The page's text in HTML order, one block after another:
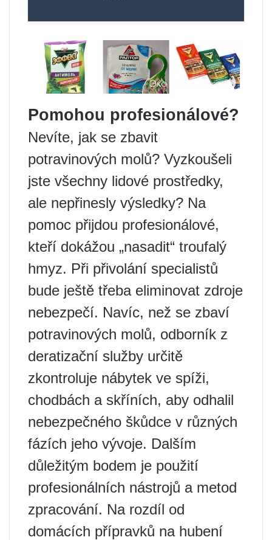
Pomohou profesionálové?
Nevíte, jak se zbavit
potravinových molů? Vyzkoušeli
jste všechny lidové prostředky,
ale nepřinesly výsledky? Na
pomoc přijdou profesionálové,
kteří dokážou „nasadit“ troufalý
hmyz. Při přivolání specialistů
bude ještě třeba eliminovat zdroje
nebezpečí. Navíc, než se zbaví
potravinových molů, odborník z
deratizační služby určitě
zkontroluje nábytek ve spíži,
chodbách a skříních, aby odhalil
nebezpečného škůdce v různých
fázích jeho vývoje. Dalším
důležitým bodem je použití
profesionálních nástrojů a metod
zpracování. Na rozdíl od
domácích přípravků na hubení